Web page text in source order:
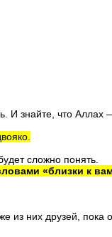
И знайте, что
сложно понять.
«близки к
них друзей, пока